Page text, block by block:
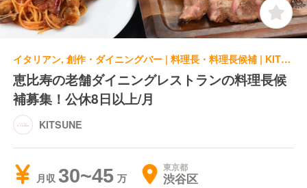
イタリアン, 創作・ダイニングバー | 料理長・料理長候補 | KITSUNE
恵比寿の老舗ダイニングレストランの料理長候
補募集！公休8日以上/月
KITSUNE
月収 30~45 東京都
渋谷区